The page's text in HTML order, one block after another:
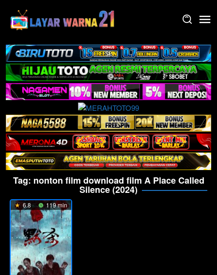
content
Tag: nonton film download film A Place Called
Silence (2024)
6.8 119 min